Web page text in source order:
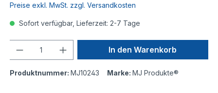
Preise exkl. MwSt. zzgl. Versandkosten
Sofort verfügbar, Lieferzeit: 2-7 Tage
In den Warenkorb
Produktnummer: MJ10243 Marke: MJ Produkte®